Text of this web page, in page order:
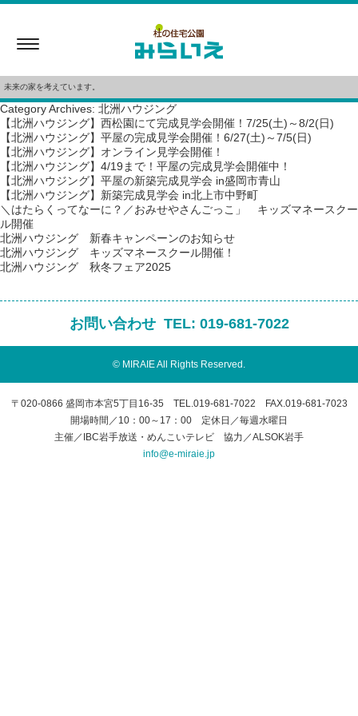
Toggle
未来の家を考えています。
Category Archives: 北洲ハウジング
【北洲ハウジング】西松園にて完成見学会開催！7/25(土)～8/2(日)
【北洲ハウジング】平屋の完成見学会開催！6/27(土)～7/5(日)
【北洲ハウジング】オンライン見学会開催！
【北洲ハウジング】4/19まで！平屋の完成見学会開催中！
【北洲ハウジング】平屋の新築完成見学会 in盛岡市青山
【北洲ハウジング】新築完成見学会 in北上市中野町
＼はたらくってなーに？／おみせやさんごっこ」 キッズマネースクー
ル開催
北洲ハウジング 新春キャンペーンのお知らせ
北洲ハウジング キッズマネースクール開催！
北洲ハウジング 秋冬フェア2025
お問い合わせ TEL: 019-681-7022
© MIRAIE All Rights Reserved.
〒020-0866 盛岡市本宮5丁目16-35 TEL.019-681-7022 FAX.019-681-7023
開場時間／10：00～17：00 定休日／毎週水曜日
主催／IBC岩手放送・めんこいテレビ 協力／ALSOK岩手
info@e-miraie.jp